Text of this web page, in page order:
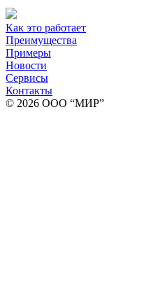
Как это работает
Преимущества
Примеры
Новости
Сервисы
Контакты
© 2026 ООО “МИР”